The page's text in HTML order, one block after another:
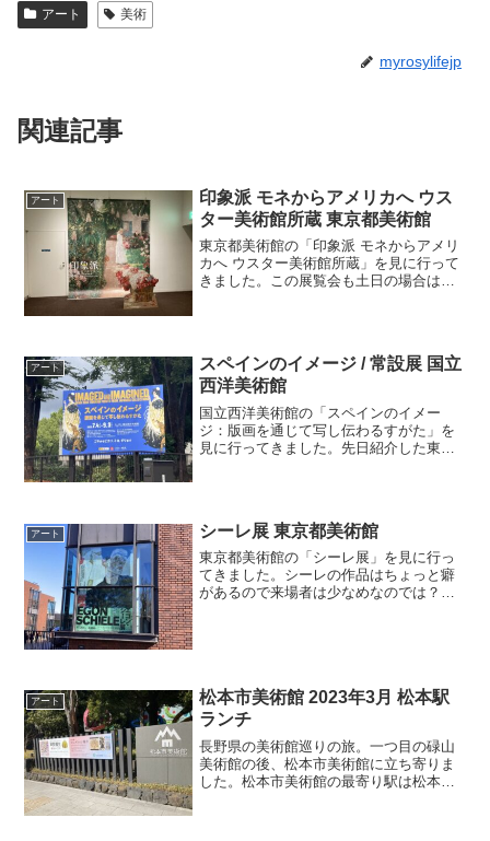
アート 美術
myrosylifejp
関連記事
アート
印象派 モネからアメリカへ ウス
ター美術館所蔵 東京都美術館
東京都美術館の「印象派 モネからアメリ
カへ ウスター美術館所蔵」を見に行って
きました。この展覧会も土日の場合は日
アート
スペインのイメージ / 常設展 国立
西洋美術館
国立西洋美術館の「スペインのイメー
ジ：版画を通じて写し伝わるすがた」を
見に行ってきました。先日紹介した東京
ったスペイン旅行を懐かしがる...
アート シーレ展 東京都美術館
東京都美術館の「シーレ展」を見に行っ
てきました。シーレの作品はちょっと癖
があるので来場者は少なめなのでは？と
アート
松本市美術館 2023年3月 松本駅
ランチ
長野県の美術館巡りの旅。一つ目の碌山
美術館の後、松本市美術館に立ち寄りま
した。松本市美術館の最寄り駅は松本駅